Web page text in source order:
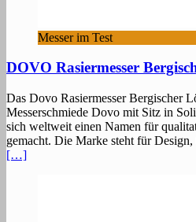
Messer im Test
DOVO Rasiermesser
Das Dovo Rasiermesser Bergischer
Messerschmiede Dovo mit Sitz in
sich weltweit einen Namen für
gemacht. Die Marke steht für
[…]